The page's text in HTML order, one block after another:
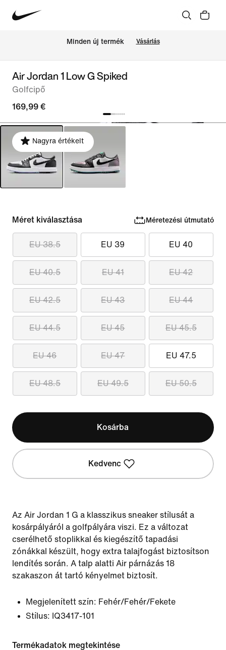
Minden új termék Vásárlás
Air Jordan 1 Low G Spiked
Golfcipő
169,99 €
Nagyra értékelt
Méret kiválasztása Méretezési útmutató
EU 38.5 EU 39 EU 40
EU 40.5 EU 41 EU 42
EU 42.5 EU 43 EU 44
EU 44.5 EU 45 EU 45.5
EU 46 EU 47 EU 47.5
EU 48.5 EU 49.5 EU 50.5
Kosárba
Kedvenc
Az Air Jordan 1 G a klasszikus sneaker stílusát a
kosárpályáról a golfpályára viszi. Ez a változat
cserélhető stoplikkal és kiegészítő tapadási
zónákkal készült, hogy extra talajfogást biztosítson
lendítés során. A talp alatti Air párnázás 18
szakaszon át tartó kényelmet biztosít.
Megjelenített szín: Fehér/Fehér/Fekete
Stílus: IQ3417-101
Termékadatok megtekintése